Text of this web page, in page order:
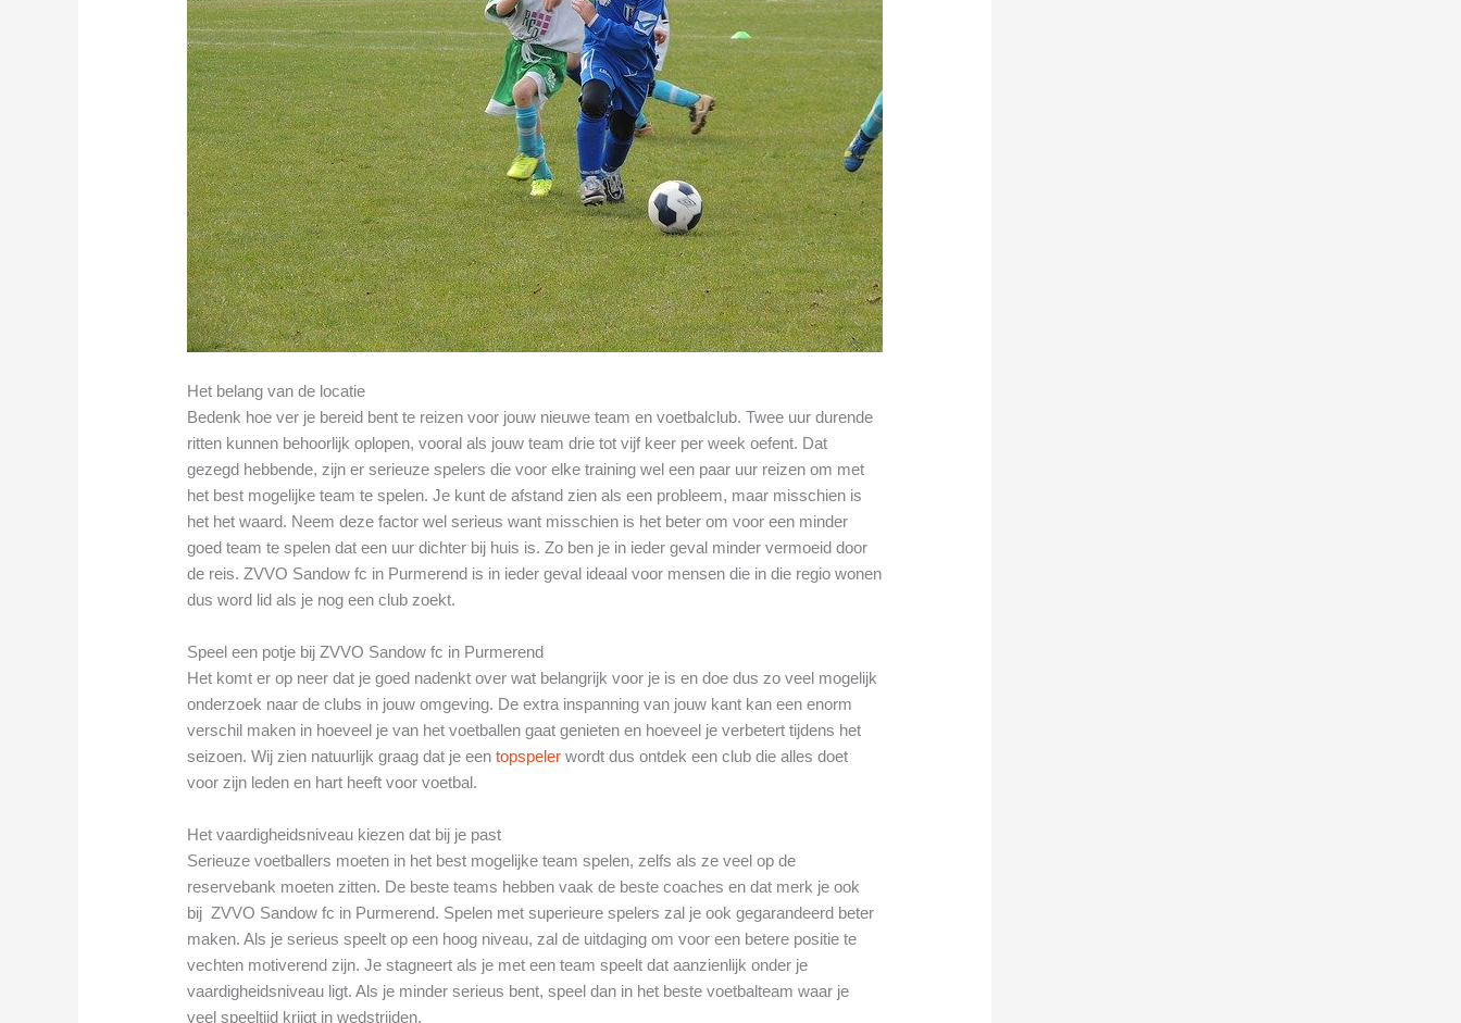
Het belang van de locatie
Bedenk hoe ver je bereid bent te reizen voor jouw nieuwe team en voetbalclub. Twee uur durende
ritten kunnen behoorlijk oplopen, vooral als jouw team drie tot vijf keer per week oefent. Dat
gezegd hebbende, zijn er serieuze spelers die voor elke training wel een paar uur reizen om met
het best mogelijke team te spelen. Je kunt de afstand zien als een probleem, maar misschien is
het het waard. Neem deze factor wel serieus want misschien is het beter om voor een minder
goed team te spelen dat een uur dichter bij huis is. Zo ben je in ieder geval minder vermoeid door
de reis. ZVVO Sandow fc in Purmerend is in ieder geval ideaal voor mensen die in die regio wonen
dus word lid als je nog een club zoekt.
Speel een potje bij ZVVO Sandow fc in Purmerend
Het komt er op neer dat je goed nadenkt over wat belangrijk voor je is en doe dus zo veel mogelijk
onderzoek naar de clubs in jouw omgeving. De extra inspanning van jouw kant kan een enorm
verschil maken in hoeveel je van het voetballen gaat genieten en hoeveel je verbetert tijdens het
seizoen. Wij zien natuurlijk graag dat je eentopspeler wordt dus ontdek een club die alles doet
voor zijn leden en hart heeft voor voetbal.
Het vaardigheidsniveau kiezen dat bij je past
Serieuze voetballers moeten in het best mogelijke team spelen, zelfs als ze veel op de
reservebank moeten zitten. De beste teams hebben vaak de beste coaches en dat merk je ook
bij ZVVO Sandow fc in Purmerend. Spelen met superieure spelers zal je ook gegarandeerd beter
maken. Als je serieus speelt op een hoog niveau, zal de uitdaging om voor een betere positie te
vechten motiverend zijn. Je stagneert als je met een team speelt dat aanzienlijk onder je
vaardigheidsniveau ligt. Als je minder serieus bent, speel dan in het beste voetbalteam waar je
veel speeltijd krijgt in wedstrijden.